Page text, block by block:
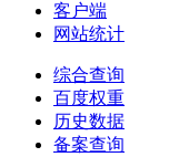
客户端
网站统计
综合查询
百度权重
历史数据
备案查询